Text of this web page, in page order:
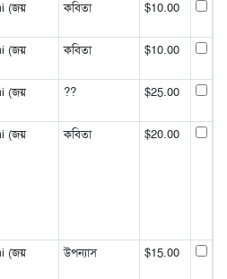
(জয়
কবিতা $10.00
(জয়
কবিতা $10.00
(জয়
?? $25.00
(জয়
কবিতা $20.00
(জয়
উপন্যাস $15.00